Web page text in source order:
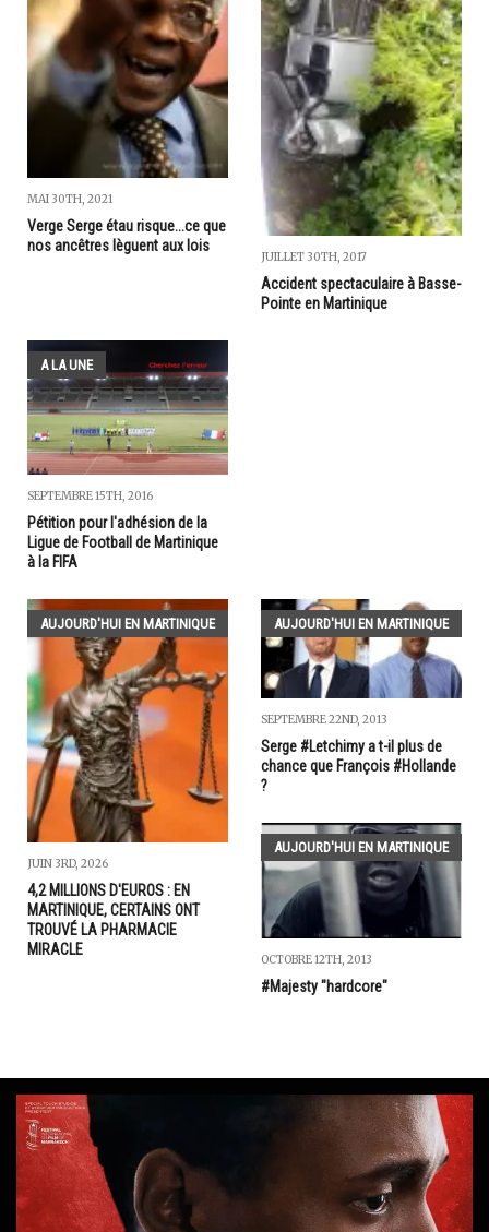
MAI 30TH, 2021
Verge Serge étau risque...ce que
nos ancêtres lèguent aux lois
JUILLET 30TH, 2017
Accident spectaculaire à Basse-
Pointe en Martinique
A LA UNE
SEPTEMBRE 15TH, 2016
Pétition pour l'adhésion de la
Ligue de Football de Martinique
à la FIFA
AUJOURD'HUI EN MARTINIQUE
JUIN 3RD, 2026
4,2 MILLIONS D'EUROS : EN
MARTINIQUE, CERTAINS ONT
TROUVÉ LA PHARMACIE
MIRACLE
AUJOURD'HUI EN MARTINIQUE
SEPTEMBRE 22ND, 2013
Serge #Letchimy a t-il plus de
chance que François #Hollande
?
AUJOURD'HUI EN MARTINIQUE
OCTOBRE 12TH, 2013
#Majesty "hardcore"